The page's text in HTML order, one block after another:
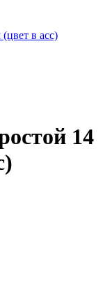
14